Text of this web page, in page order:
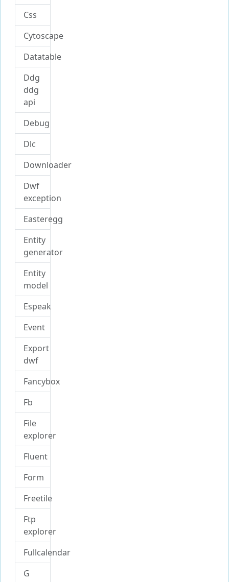
Css
Cytoscape
Datatable
Ddg
ddg
api
Debug
Dlc
Downloader
Dwf
exception
Easteregg
Entity
generator
Entity
model
Espeak
Event
Export
dwf
Fancybox
Fb
File
explorer
Fluent
Form
Freetile
Ftp
explorer
Fullcalendar
G